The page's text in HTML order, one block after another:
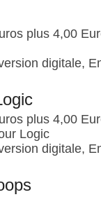
plus 4,00
digitale,
plus 4,00
Logic
digitale,